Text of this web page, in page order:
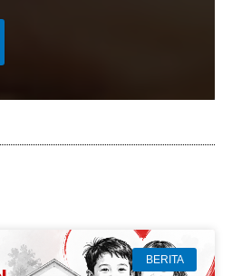
BERITA